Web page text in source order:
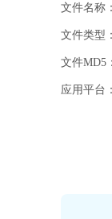
文件名称
文件类型
应用平台